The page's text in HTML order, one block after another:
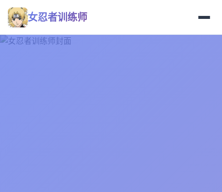
女忍者训练师